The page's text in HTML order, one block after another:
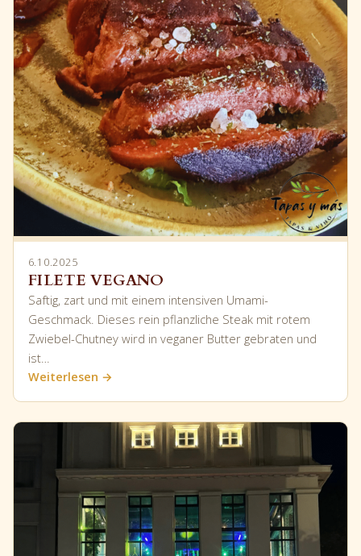
6.10.2025
FILETE VEGANO
Saftig, zart und mit einem intensiven Umami-
Geschmack. Dieses rein pflanzliche Steak mit rotem
Zwiebel-Chutney wird in veganer Butter gebraten und
ist…
Weiterlesen →